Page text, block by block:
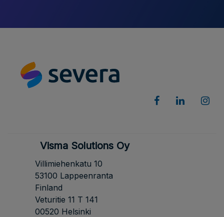
Visma Solutions Oy
Villimiehenkatu 10
53100 Lappeenranta
Finland
Veturitie 11 T 141
00520 Helsinki